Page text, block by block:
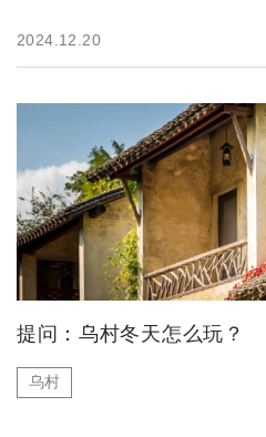
2024.12.20
提问：乌村冬天怎么玩？
乌村